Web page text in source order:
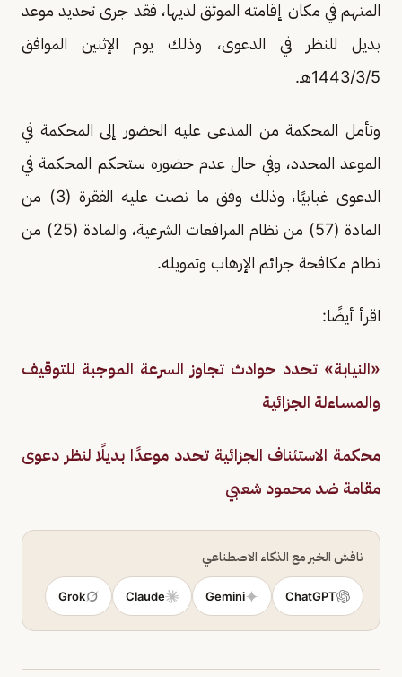
المتهم في مكان إقامته الموثق لديها، فقد جرى تحديد موعد
بديل للنظر في الدعوى، وذلك يوم الإثنين الموافق
1443/3/5هـ.
وتأمل المحكمة من المدعى عليه الحضور إلى المحكمة في
الموعد المحدد، وفي حال عدم حضوره ستحكم المحكمة في
الدعوى غيابيًا، وذلك وفق ما نصت عليه الفقرة (3) من
المادة (57) من نظام المرافعات الشرعية، والمادة (25) من
نظام مكافحة جرائم الإرهاب وتمويله.
اقرأ أيضًا:
«النيابة» تحدد حوادث تجاوز السرعة الموجبة للتوقيف
والمساءلة الجزائية
محكمة الاستئناف الجزائية تحدد موعدًا بديلًا لنظر دعوى
مقامة ضد محمود شعبي
ناقش الخبر مع الذكاء الاصطناعي
ChatGPT
Gemini
Claude
Grok